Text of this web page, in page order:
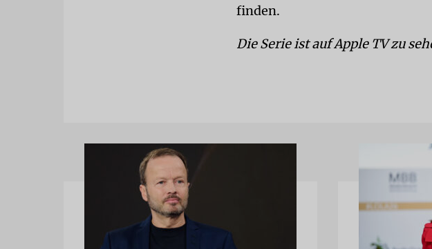
finden.
Die Serie ist auf Apple TV zu